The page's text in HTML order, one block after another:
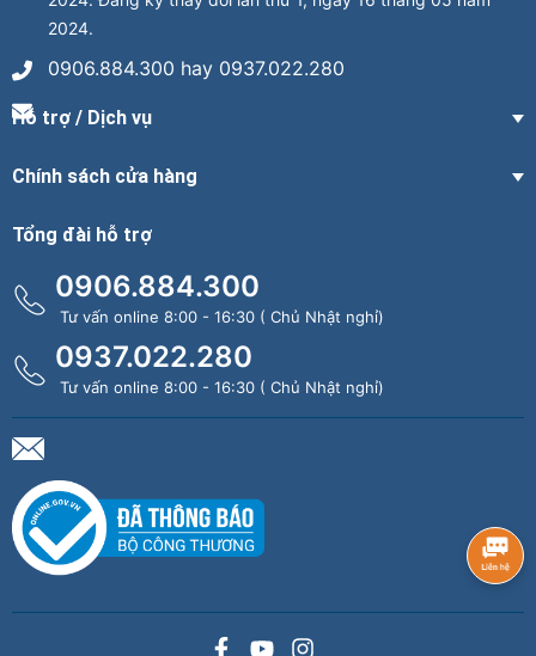
2024.
0906.884.300 hay 0937.022.280
Hỗ trợ / Dịch vụ
Chính sách cửa hàng
Tổng đài hỗ trợ
0906.884.300
Tư vấn online 8:00 - 16:30 ( Chủ Nhật nghỉ)
0937.022.280
Tư vấn online 8:00 - 16:30 ( Chủ Nhật nghỉ)